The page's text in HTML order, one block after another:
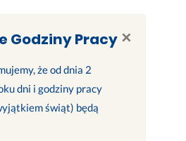
×
Godziny Pracy
że od dnia 2
dni i godziny pracy
świąt) będą